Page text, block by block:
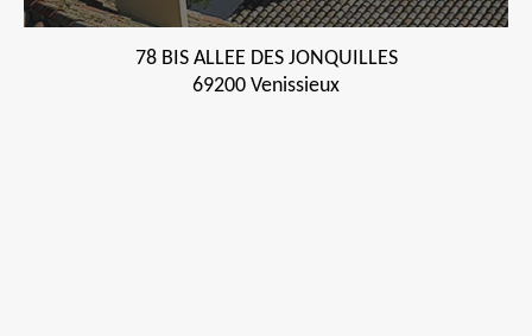
78 BIS ALLEE DES JONQUILLES
69200 Venissieux